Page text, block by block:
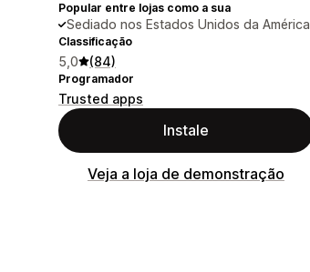
Popular entre lojas como a sua
Sediado nos Estados Unidos da América
Classificação
5,0 (84)
Programador
Trusted apps
Instale
Veja a loja de demonstração